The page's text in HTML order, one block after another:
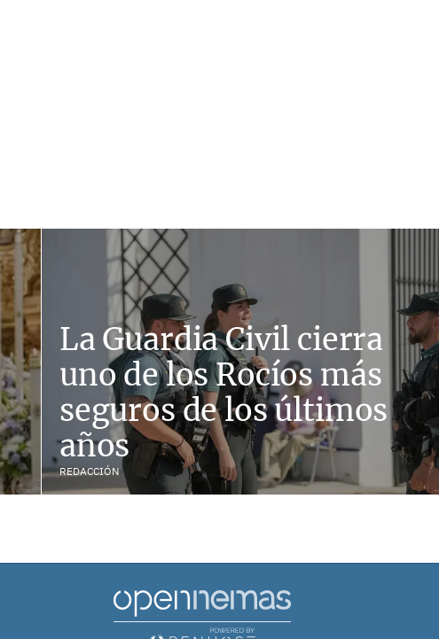
La Guardia Civil cierra
uno de los Rocíos más
seguros de los últimos
años
REDACCIÓN